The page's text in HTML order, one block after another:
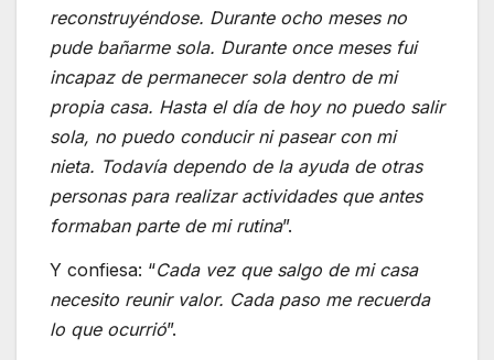
reconstruyéndose. Durante ocho meses no
pude bañarme sola. Durante once meses fui
incapaz de permanecer sola dentro de mi
propia casa. Hasta el día de hoy no puedo salir
sola, no puedo conducir ni pasear con mi
nieta. Todavía dependo de la ayuda de otras
personas para realizar actividades que antes
formaban parte de mi rutina”.
Y confiesa: “Cada vez que salgo de mi casa
necesito reunir valor. Cada paso me recuerda
lo que ocurrió”.